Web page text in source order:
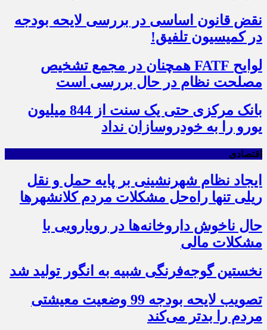
نقض قانون اساسی در بررسی لایحه بودجه
در کمیسیون تلفیق!
لوایح FATF همچنان در مجمع تشخیص
مصلحت نظام در حال بررسی است
بانک مرکزی حتی یک سنت از 844 میلیون
یورو را به خودروسازان نداد
اقتصادی
ایجاد نظام شهرنشینی بر پایه حمل و نقل
ریلی تنها راه‌حل مشکلات مردم کلانشهرها
حال ناخوش داروخانه‌ها در رویارویی با
مشکلات مالی
نخستین گوجه‌فرنگی شبیه به انگور تولید شد
تصویب لایحه بودجه 99 وضعیت معیشتی
مردم را بدتر می‌کند